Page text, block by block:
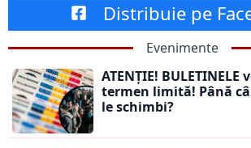
Distribuie pe
Evenimente
ATENȚIE! BULETINELE
termen limită! Până
le schimbi?